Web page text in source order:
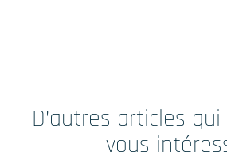
D’autres articles
vous